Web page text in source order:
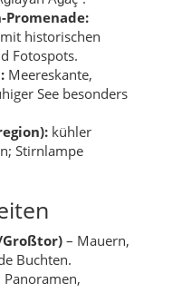
Promenade:
historischen
Fotospots.
Meereskante,
See besonders
kühler
Stirnlampe
Großtor) – Mauern,
Buchten.
Panoramen,